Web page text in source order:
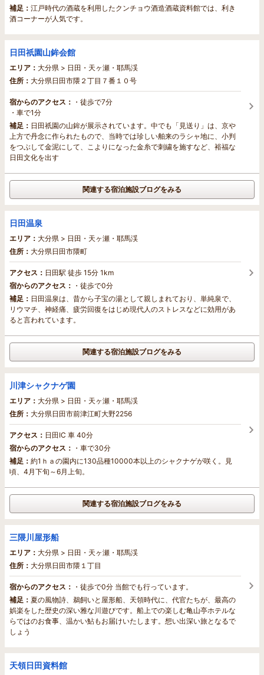
補足： 江戸時代の酒蔵を利用したクンチョウ酒造酒蔵資料館では、利き
酒コーナーが人気です。
日田祇園山鉾会館
エリア： 大分県 > 日田・天ヶ瀬・耶馬渓
住所： 大分県日田市隈２丁目７番１０号
宿からのアクセス： ・徒歩で7分
・車で1分
補足： 日田祇園の山鉾が展示されています。中でも「見送り」は、京や
上方で丹念に作られたもので、当時では珍しい舶来のラシャ地に、小判
をつぶして金泥にして、こよりになった金糸で刺繍を施すなど、裕福な
日田文化を出す
関連する宿泊施設ブログをみる
日田温泉
エリア： 大分県 > 日田・天ヶ瀬・耶馬渓
住所： 大分県日田市隈町
アクセス： 日田駅 徒歩 15分 1km
宿からのアクセス： ・徒歩で0分
補足： 日田温泉は、昔から子宝の湯として親しまれており、単純泉で、
リウマチ、神経痛、疲労回復をはじめ現代人のストレスなどに効用があ
ると言われています。
関連する宿泊施設ブログをみる
川津シャクナゲ園
エリア： 大分県 > 日田・天ヶ瀬・耶馬渓
住所： 大分県日田市前津江町大野2256
アクセス： 日田IC 車 40分
宿からのアクセス： ・車で30分
補足： 約1ｈａの園内に130品種10000本以上のシャクナゲが咲く。見
頃、4月下旬～6月上旬。
関連する宿泊施設ブログをみる
三隈川屋形船
エリア： 大分県 > 日田・天ヶ瀬・耶馬渓
住所： 大分県日田市隈１丁目
宿からのアクセス： ・徒歩で0分 当館でも行っています。
補足： 夏の風物詩、鵜飼いと屋形船、天領時代に、代官たちが、最高の
娯楽をした歴史の深い雅な川遊びです。船上での楽しむ亀山亭ホテルな
らではのお食事、温かい鮎もお届けいたします。想い出深い旅となるで
しょう
天領日田資料館